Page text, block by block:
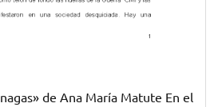
de Ana María Matute En el